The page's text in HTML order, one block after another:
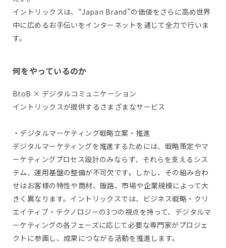
イントリックスは、“Japan Brand”の価値をさらに高め世界
中に広めるお手伝いをインターネットを通じて全力で行いま
す。
何をやっているのか
BtoB × デジタルコミュニケーション
イントリックスが提供するさまざまなサービス
・デジタルマーケティング戦略立案・推進
デジタルマーケティングを推進するためには、戦略策定やマ
ーケティングプロセス設計のみならず、それらを支えるシス
テム、運用基盤の整備が不可欠です。しかし、その組み合わ
せはお客様の特性や商材、販路、市場や企業規模によって大
きく異なります。イントリックスでは、ビジネス戦略・クリ
エイティブ・テクノロジーの3つの視点を持って、デジタルマ
ーケティングの各フェーズに応じて必要な専門家がプロジェ
クトに参画し、成果につながる活動を推進します。